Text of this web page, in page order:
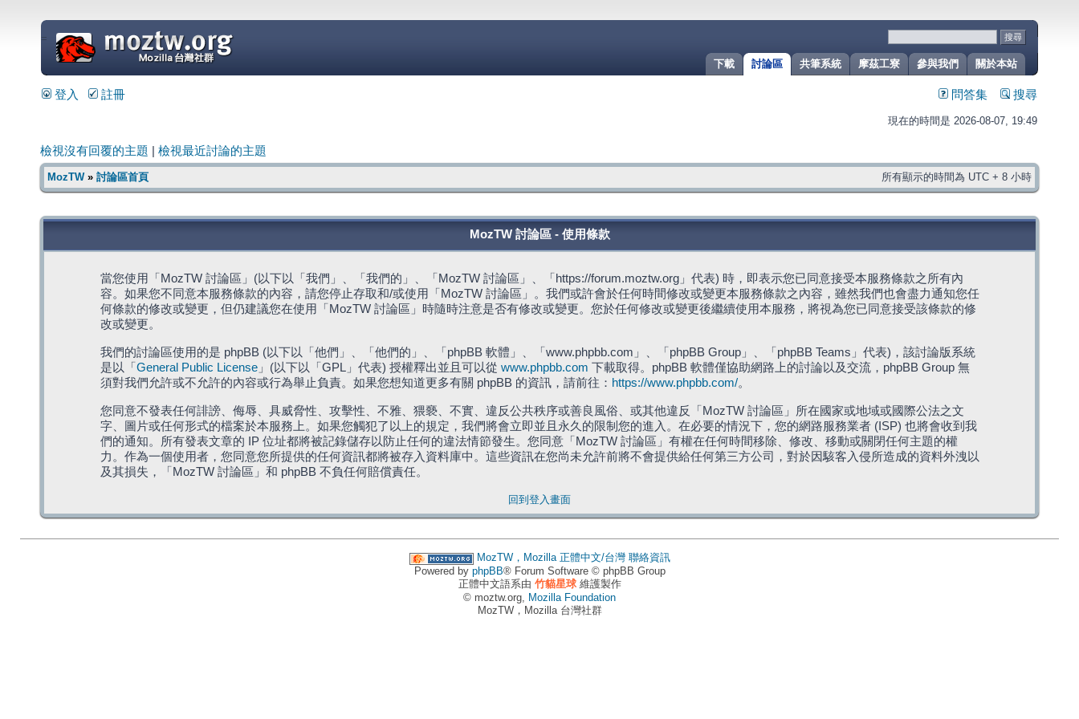
關於本站
參與我們
摩茲工寮
共筆系統
討論區
下載
=
登入 註冊 問答集 搜尋
現在的時間是 2026-08-07, 19:49
檢視沒有回覆的主題 檢視最近討論的主題
MozTW» 討論區首頁 所有顯示的時間為 UTC + 8 小時
MozTW 討論區 - 使用條款
當您使用「MozTW 討論區」(以下以「我們」、「我們的」、「MozTW 討論區」、「https://forum.moztw.org」代表) 時，即表示您已同意接受本服務條款之所有內
容。如果您不同意本服務條款的內容，請您停止存取和/或使用「MozTW 討論區」。我們或許會於任何時間修改或變更本服務條款之內容，雖然我們也會盡力通知您任
何條款的修改或變更，但仍建議您在使用「MozTW 討論區」時隨時注意是否有修改或變更。您於任何修改或變更後繼續使用本服務，將視為您已同意接受該條款的修
改或變更。
我們的討論區使用的是 phpBB (以下以「他們」、「他們的」、「phpBB 軟體」、「www.phpbb.com」、「phpBB Group」、「phpBB Teams」代表)，該討論版系統
是以「 General Public License」(以下以「GPL」代表) 授權釋出並且可以從 www.phpbb.com 下載取得。phpBB 軟體僅協助網路上的討論以及交流，phpBB Group 無
須對我們允許或不允許的內容或行為舉止負責。如果您想知道更多有關 phpBB 的資訊，請前往： https://www.phpbb.com/。
您同意不發表任何誹謗、侮辱、具威脅性、攻擊性、不雅、猥褻、不實、違反公共秩序或善良風俗、或其他違反「MozTW 討論區」所在國家或地域或國際公法之文
字、圖片或任何形式的檔案於本服務上。如果您觸犯了以上的規定，我們將會立即並且永久的限制您的進入。在必要的情況下，您的網路服務業者 (ISP) 也將會收到我
們的通知。所有發表文章的 IP 位址都將被記錄儲存以防止任何的違法情節發生。您同意「MozTW 討論區」有權在任何時間移除、修改、移動或關閉任何主題的權
力。作為一個使用者，您同意您所提供的任何資訊都將被存入資料庫中。這些資訊在您尚未允許前將不會提供給任何第三方公司，對於因駭客入侵所造成的資料外洩以
及其損失，「MozTW 討論區」和 phpBB 不負任何賠償責任。
回到登入畫面
MozTW，Mozilla 正體中文/台灣 聯絡資訊
Powered by phpBB® Forum Software © phpBB Group
正體中文語系由 竹貓星球維護製作
© moztw.org, Mozilla Foundation
MozTW，Mozilla 台灣社群